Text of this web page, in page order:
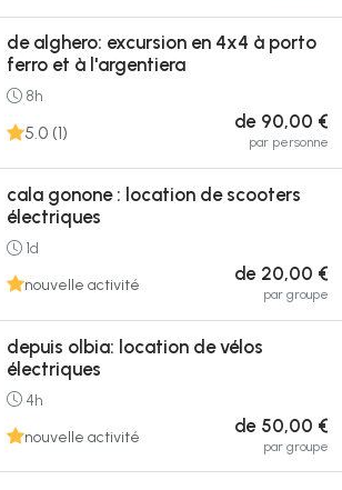
de alghero: excursion en 4x4 à porto
ferro et à l'argentiera
8h
5.0 (1) de 90,00 €
par personne
cala gonone : location de scooters
électriques
1d
nouvelle activité
de 20,00 €
par groupe
depuis olbia: location de vélos
électriques
4h
nouvelle activité
de 50,00 €
par groupe